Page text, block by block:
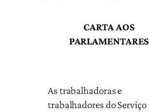
CARTA AOS
PARLAMENTARES
As trabalhadoras e
trabalhadores do Serviço